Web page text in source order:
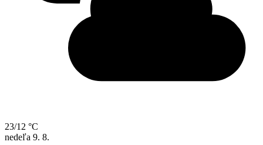
23/12 °C
nedeľa 9. 8.